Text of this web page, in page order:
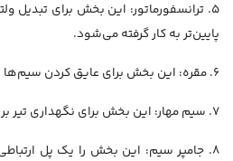
۵. ترانسفورماتور: این بخش برای تبدیل
پایین‌تر به کار گرفته می‌شود.
۶. مقره: این بخش برای عایق کردن سیم‌ها است.
۷. سیم مهار: این بخش برای نگهداری تیر برق چوبی است.
۸. جامپر سیم: این بخش را یک پل